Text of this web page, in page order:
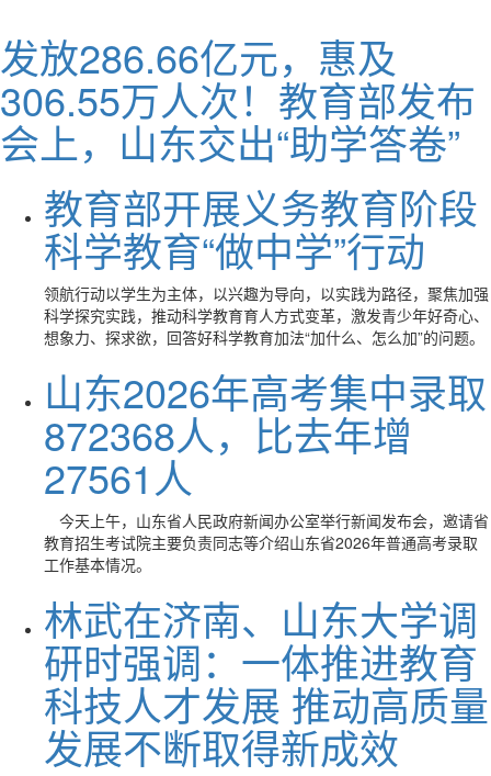
发放286.66亿元，惠及
306.55万人次！教育部发布
会上，山东交出“助学答卷”
教育部开展义务教育阶段
科学教育“做中学”行动
领航行动以学生为主体，以兴趣为导向，以实践为路径，聚焦加强
科学探究实践，推动科学教育育人方式变革，激发青少年好奇心、
想象力、探求欲，回答好科学教育加法“加什么、怎么加”的问题。
山东2026年高考集中录取
872368人，比去年增
27561人
今天上午，山东省人民政府新闻办公室举行新闻发布会，邀请省
教育招生考试院主要负责同志等介绍山东省2026年普通高考录取
工作基本情况。
林武在济南、山东大学调
研时强调：一体推进教育
科技人才发展 推动高质量
发展不断取得新成效